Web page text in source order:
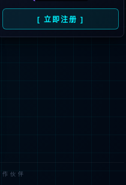
过期的
入了错
。